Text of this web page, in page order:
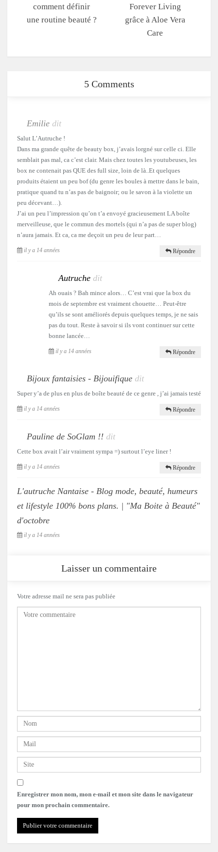
comment définir
une routine beauté ?
Forever Living
grâce à Aloe Vera
Care
5 Comments
Emilie dit
Salut L’Autruche !
Dans ma grande quête de beauty box, j’avais lorgné sur celle ci. Elle
semblait pas mal, ca c’est clair. Mais chez toutes les youtubeuses, les
box ne contenait pas QUE des full size, loin de là..Et quelques
produits étaient un peu bof (du genre les boules à mettre dans le bain,
pratique quand tu n’as pas de baignoir; ou le savon à la violette un
peu décevant…).
J’ai un peu l’impression qu’on t’a envoyé gracieusement LA boîte
merveilleuse, que le commun des mortels (qui n’a pas de super blog)
n’aura jamais. Et ca, ca me deçoit un peu de leur part…
il y a 14 années Répondre
Autruche dit
Ah ouais ? Bah mince alors… C’est vrai que la box du
mois de septembre est vraiment chouette… Peut-être
qu’ils se sont améliorés depuis quelques temps, je ne sais
pas du tout. Reste à savoir si ils vont continuer sur cette
bonne lancée…
il y a 14 années Répondre
Bijoux fantaisies - Bijouifique dit
Super y’a de plus en plus de boîte beauté de ce genre , j’ai jamais testé
il y a 14 années Répondre
Pauline de SoGlam !! dit
Cette box avait l’air vraiment sympa =) surtout l’eye liner !
il y a 14 années Répondre
L'autruche Nantaise - Blog mode, beauté, humeurs
et lifestyle 100% bons plans. | "Ma Boite à Beauté"
d'octobre
il y a 14 années
Laisser un commentaire
Votre adresse mail ne sera pas publiée
Enregistrer mon nom, mon e-mail et mon site dans le navigateur
pour mon prochain commentaire.